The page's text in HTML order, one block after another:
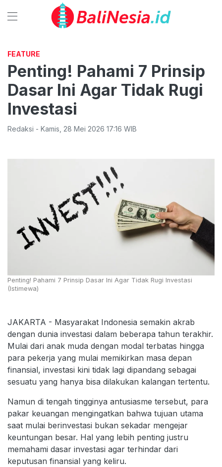
FEATURE
Penting! Pahami 7 Prinsip
Dasar Ini Agar Tidak Rugi
Investasi
Redaksi - Kamis 28 Mei 2026 17:16 WIB
Penting! Pahami 7 Prinsip Dasar Ini Agar Tidak Rugi Investasi
(Istimewa)
JAKARTA - Masyarakat Indonesia semakin akrab
dengan dunia investasi dalam beberapa tahun terakhir.
Mulai dari anak muda dengan modal terbatas hingga
para pekerja yang mulai memikirkan masa depan
finansial, investasi kini tidak lagi dipandang sebagai
sesuatu yang hanya bisa dilakukan kalangan tertentu.
Namun di tengah tingginya antusiasme tersebut, para
pakar keuangan mengingatkan bahwa tujuan utama
saat mulai berinvestasi bukan sekadar mengejar
keuntungan besar. Hal yang lebih penting justru
memahami dasar investasi agar terhindar dari
keputusan finansial yang keliru.